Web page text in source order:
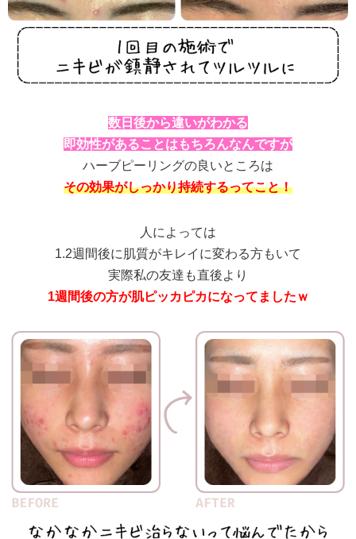
数日後から違いがわかる
即効性があることはもちろんなんですが
ハーブピーリングの良いところは
その効果がしっかり持続するってこと！
人によっては
1.2週間後に肌質がキレイに変わる方もいて
実際私の友達も直後より
1週間後の方が肌ピッカピカになってましたｗ